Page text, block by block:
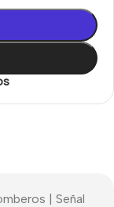
| Señal